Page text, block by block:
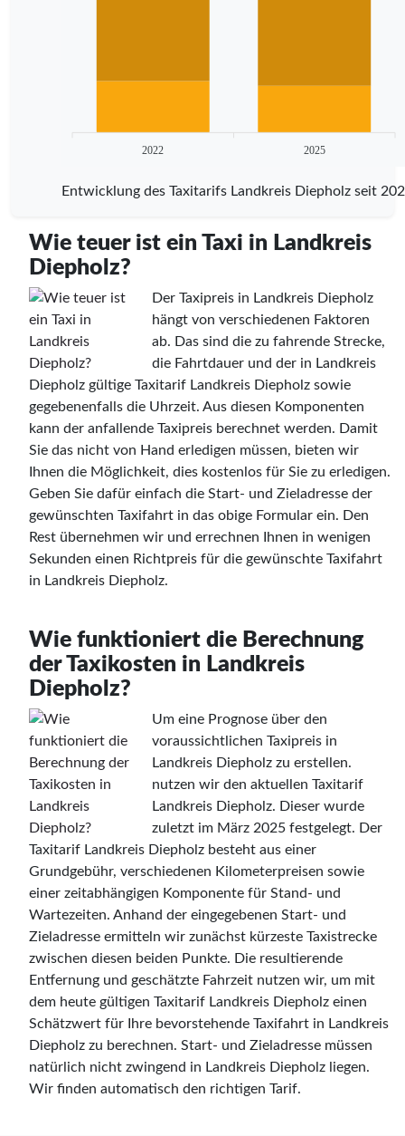
2022 2025
Entwicklung des Taxitarifs Landkreis Diepholz seit
Wie teuer ist ein Taxi in Landkreis
Diepholz?
Der Taxipreis in Landkreis Diepholz
hängt von verschiedenen Faktoren
ab. Das sind die zu fahrende Strecke,
die Fahrtdauer und der in Landkreis
Diepholz gültige Taxitarif Landkreis Diepholz sowie
gegebenenfalls die Uhrzeit. Aus diesen Komponenten
kann der anfallende Taxipreis berechnet werden. Damit
Sie das nicht von Hand erledigen müssen, bieten wir
Ihnen die Möglichkeit, dies kostenlos für Sie zu erledigen.
Geben Sie dafür einfach die Start- und Zieladresse der
gewünschten Taxifahrt in das obige Formular ein. Den
Rest übernehmen wir und errechnen Ihnen in wenigen
Sekunden einen Richtpreis für die gewünschte Taxifahrt
in Landkreis Diepholz.
Wie funktioniert die Berechnung
der Taxikosten in Landkreis
Diepholz?
Um eine Prognose über den
voraussichtlichen Taxipreis in
Landkreis Diepholz zu erstellen.
nutzen wir den aktuellen Taxitarif
Landkreis Diepholz. Dieser wurde
zuletzt im März 2025 festgelegt. Der
Taxitarif Landkreis Diepholz besteht aus einer
Grundgebühr, verschiedenen Kilometerpreisen sowie
einer zeitabhängigen Komponente für Stand- und
Wartezeiten. Anhand der eingegebenen Start- und
Zieladresse ermitteln wir zunächst kürzeste Taxistrecke
zwischen diesen beiden Punkte. Die resultierende
Entfernung und geschätzte Fahrzeit nutzen wir, um mit
dem heute gültigen Taxitarif Landkreis Diepholz einen
Schätzwert für Ihre bevorstehende Taxifahrt in Landkreis
Diepholz zu berechnen. Start- und Zieladresse müssen
natürlich nicht zwingend in Landkreis Diepholz liegen.
Wir finden automatisch den richtigen Tarif.